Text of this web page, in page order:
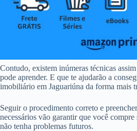
Contudo, existem inúmeras técnicas
pode aprender. E que te ajudarão a
imobiliário em Jaguariúna da forma mais
Seguir o procedimento correto e
necessários vão garantir que você
não tenha problemas futuros.